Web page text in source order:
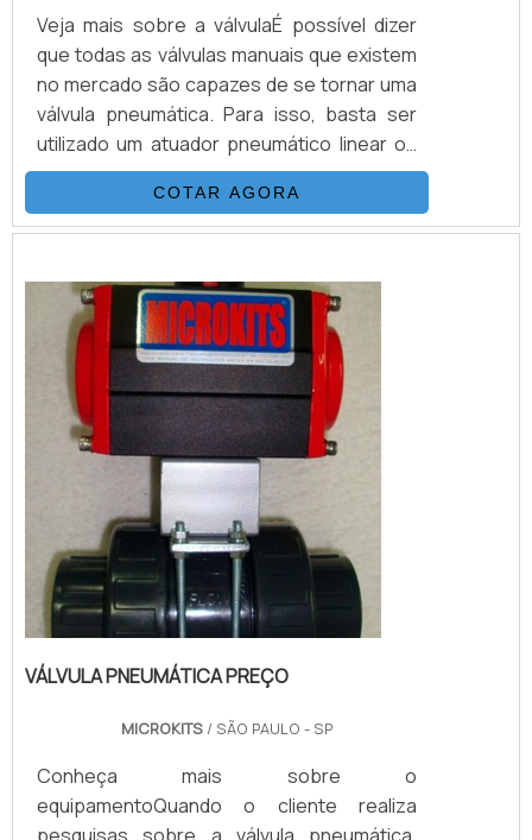
Veja mais sobre a válvulaÉ possível dizer
que todas as válvulas manuais que existem
no mercado são capazes de se tornar uma
válvula pneumática. Para isso, basta ser
utilizado um atuador pneumático linear ou
rotativo, conforme o modelo da válvula e o
kit de montagem, que deve ser correto
para o acoplamento, além da junção de
de automação para o processo.Em
algumas situações, é possível que até
mesmo...
COTAR AGORA
VÁLVULA PNEUMÁTICA PREÇO
MICROKITS / SÃO PAULO - SP
Conheça mais sobre o
equipamentoQuando o cliente realiza
pesquisas sobre a válvula pneumática,